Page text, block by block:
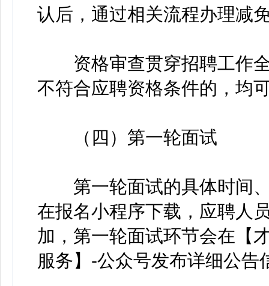
认后，通过相关流程办理减
资格审查贯穿招聘工作全
不符合应聘资格条件的，均
（四）第一轮面试
第一轮面试的具体时间、
在报名小程序下载，应聘人
加，第一轮面试环节会在【
服务】-公众号发布详细公